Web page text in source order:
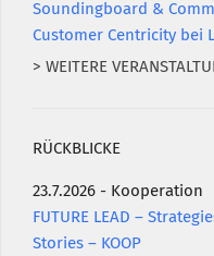
Soundingboard &
Customer Centricity bei
> WEITERE
RÜCKBLICKE
23.7.2026 - Kooperation
FUTURE LEAD –
Stories – KOOP